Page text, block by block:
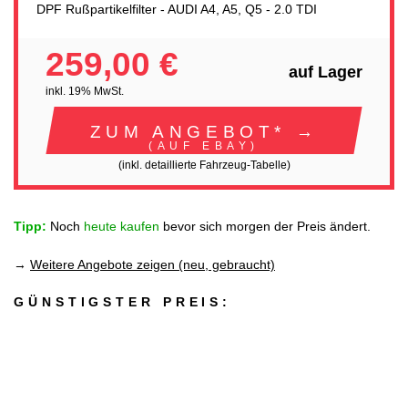
DPF Rußpartikelfilter - AUDI A4, A5, Q5 - 2.0 TDI
259,00 €
inkl. 19% MwSt.
auf Lager
ZUM ANGEBOT* →
(AUF EBAY)
(inkl. detaillierte Fahrzeug-Tabelle)
Tipp: Noch heute kaufen bevor sich morgen der Preis ändert.
→ Weitere Angebote zeigen (neu, gebraucht)
GÜNSTIGSTER PREIS: